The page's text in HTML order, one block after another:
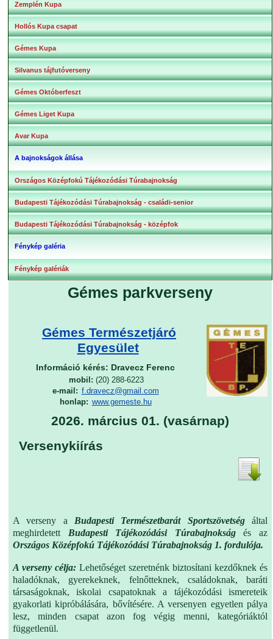
Zemplén Kupa
Hollós Kupa csapat
Gémes Kupa
Silvanus tájfutóverseny
Gémes Októberfeszt
Gémes Liget Kupa
Avar Kupa
A bajnokságok állása
Országos Középfokú Tájékozódási Túrabajnokság
Budapesti Tájékozódási Túrabajnokság - családi-senior
Budapesti Tájékozódási Túrabajnokság - középfok
Fénykép galéria
Fénykép galériák
Gémes parkverseny
Gémes Természetjáró
Egyesület
Információ kérés: Dravecz Ferenc
mobil: (20) 288-6223
e-mail: f.dravecz@gmail.com
honlap: www.gemeste.hu
2026. március 01. (vasárnap)
Versenykiírás
A verseny a Budapesti Természetbarát Sportszövetségáltal
meghirdetett Budapesti Tájékozódási Túrabajnokságés az
Országos Középfokú Tájékozódási Túrabajnokság 1. fordulója.
A verseny célja: Lehetőséget szeretnénk biztosítani kezdőknek és
haladóknak, gyerekeknek, felnőtteknek, családoknak, baráti
társaságoknak, iskolai csapatoknak a tájékozódási ismereteik
gyakorlati kipróbálására, bővítésére. A versenyen egyetlen pálya
lesz, minden csapat azon fog végig menni, kategóriáktól
függetlenül.